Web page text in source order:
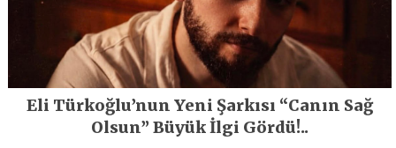
Eli Türkoğlu’nun Yeni Şarkısı “Canın Sağ
Olsun” Büyük İlgi Gördü!..